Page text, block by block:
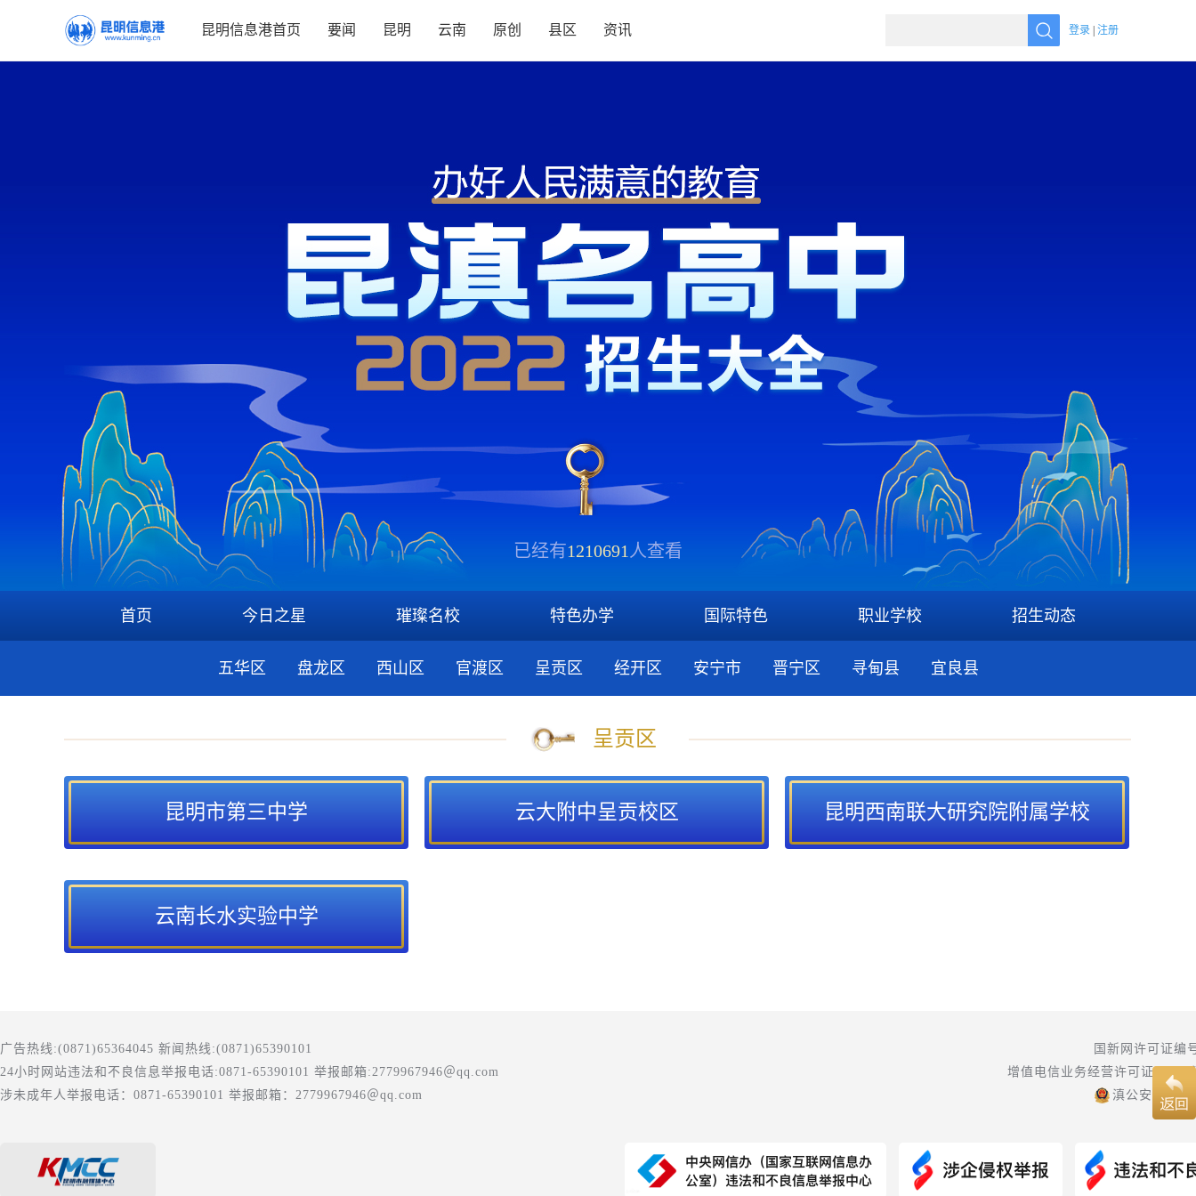
昆明信息港首页 要闻 昆明 云南 原创 县区 资讯 登录 注册
已经有1210691 人查看
首页 今日之星 璀璨名校 特色办学 国际特色 职业学校 招生动态
五华区 盘龙区 西山区 官渡区 呈贡区 经开区 安宁市 晋宁区 寻甸县 宜良县
呈贡区
昆明市第三中学 云大附中呈贡校区 昆明西南联大研究院附属学校
云南长水实验中学
广告热线:(0871)65364045 新闻热线:(0871)65390101
24小时网站违法和不良信息举报电话:0871-65390101 举报邮箱:2779967946＠qq.com
涉未成年人举报电话：0871-65390101 举报邮箱：2779967946＠qq.com
国新网许可证编
增值电信业务经营许可证(ICP):
滇公安备案